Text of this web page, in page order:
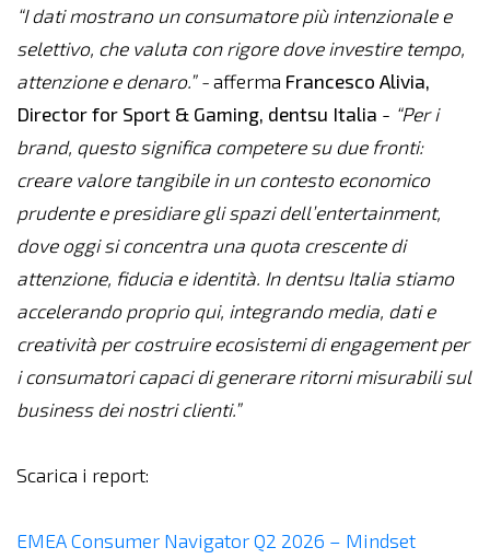
“I dati mostrano un consumatore più intenzionale e
selettivo, che valuta con rigore dove investire tempo,
attenzione e denaro.” -afferma Francesco Alivia,
Director for Sport & Gaming, dentsu Italia - “Per i
brand, questo significa competere su due fronti:
creare valore tangibile in un contesto economico
prudente e presidiare gli spazi dell’entertainment,
dove oggi si concentra una quota crescente di
attenzione, fiducia e identità. In dentsu Italia stiamo
accelerando proprio qui, integrando media, dati e
creatività per costruire ecosistemi di engagement per
i consumatori capaci di generare ritorni misurabili sul
business dei nostri clienti.”
Scarica i report:
EMEA Consumer Navigator Q2 2026 – Mindset